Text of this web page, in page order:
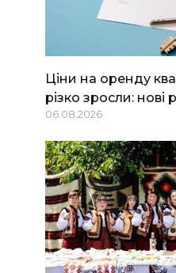
Ціни на оренду
різко зросли: нові
06.08.2026